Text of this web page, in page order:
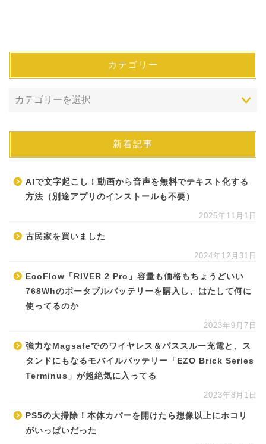
カテゴリー
新着記事
AIで文字起こし！動画から音声を無料でテキスト化する
方法（別途アプリのインストールも不要）
2025年11月1日
古民家を買いました
2024年12月31日
EcoFlow「RIVER 2 Pro」容量も価格もちょうどいい
768Whのポータブルバッテリーを購入し、はたして何に
使ってるのか
2023年9月7日
強力なMagsafeでのワイヤレス＆パススルー充電と、ス
タンドにもなるモバイルバッテリー「EZO Brick Series
Terminus」が超絶気に入ってる
2023年8月1日
PS5の大掃除！本体カバーを開けたら想像以上にホコリ
がいっぱいだった